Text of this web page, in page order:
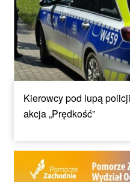
Kierowcy pod lupą
akcja „Prędkość”